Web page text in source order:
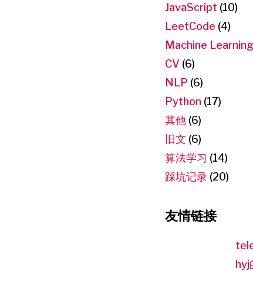
JavaScript (10)
LeetCode (4)
Machine Learning
CV (6)
NLP (6)
Python (17)
其他 (6)
旧文 (6)
算法学习 (14)
踩坑记录 (20)
友情链接
hyj